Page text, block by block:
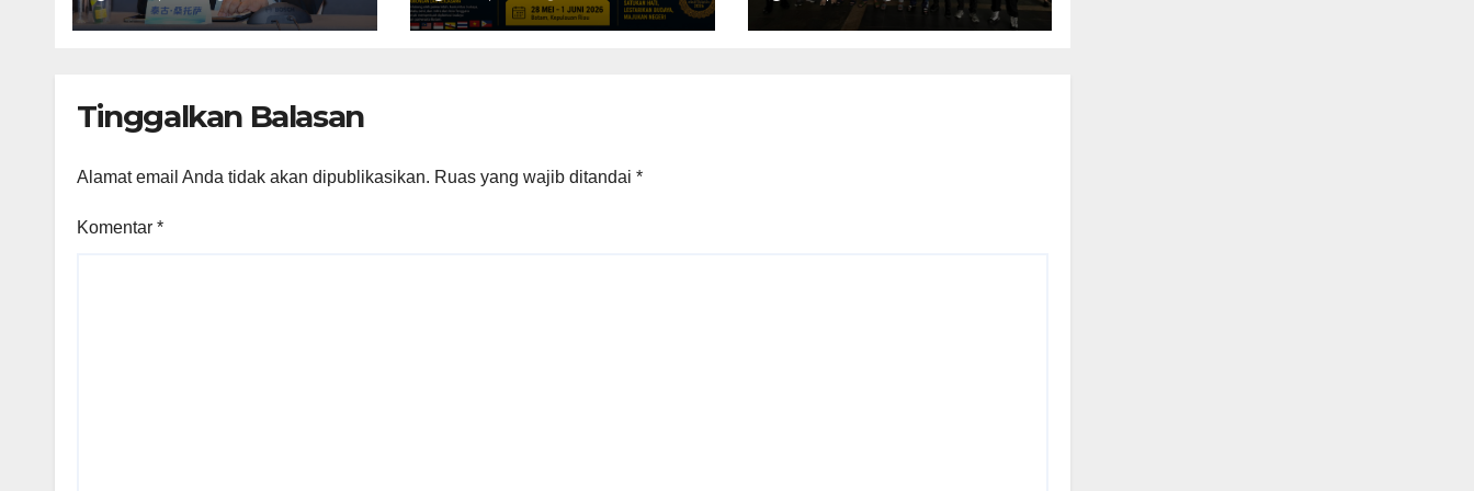
Redam Konflik dan
Kedepankan Narasi
Satukan Budaya
Serumpun di Asia
Tanah Air
Tinggalkan Balasan
Alamat email Anda tidak akan dipublikasikan. Ruas yang wajib ditandai *
Komentar *